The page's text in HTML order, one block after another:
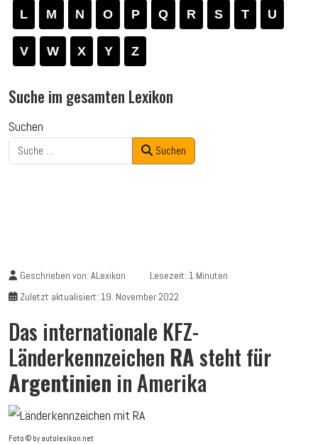
L M N O P Q R S T U
V W X Y Z
Suche im gesamten Lexikon
Suchen
Suchen
Geschrieben von: ALexikon
Lesezeit: 1 Minuten
Zuletzt aktualisiert: 19. November 2022
Das internationale KFZ-
Länderkennzeichen RAsteht für
Argentinien in Amerika
Foto © by autolexikon.net